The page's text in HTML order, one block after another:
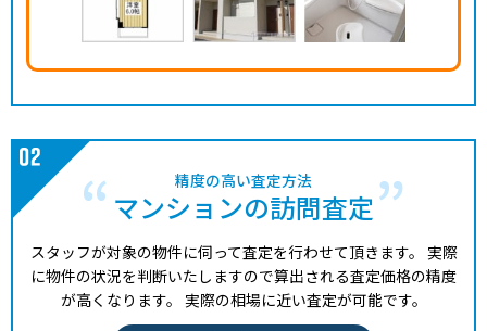
精度の高い査定方法
マンションの訪問査定
スタッフが対象の物件に伺って査定を行わせて頂きます。 実際
に物件の状況を判断いたしますので算出される査定価格の精度
が高くなります。 実際の相場に近い査定が可能です。